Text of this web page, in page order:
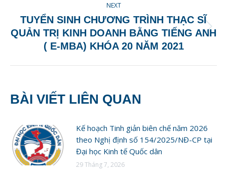
NEXT
Next
post:
TUYỂN SINH CHƯƠNG TRÌNH THẠC SĨ
QUẢN TRỊ KINH DOANH BẰNG TIẾNG ANH
( E-MBA) KHÓA 20 NĂM 2021
BÀI VIẾT LIÊN QUAN
Kế hoạch Tinh giản biên chế năm 2026
theo Nghị định số 154/2025/NĐ-CP tại
Đại học Kinh tế Quốc dân
29 Tháng 7, 2026